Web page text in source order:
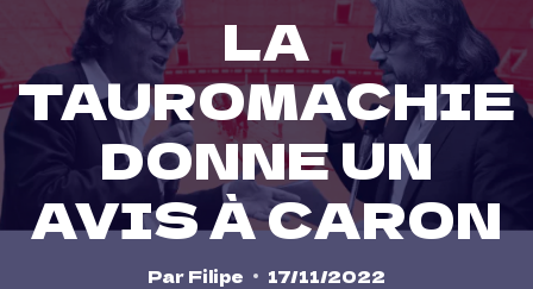
LA
TAUROMACHIE
DONNE UN
AVIS À CARON
Par Filipe 17/11/2022